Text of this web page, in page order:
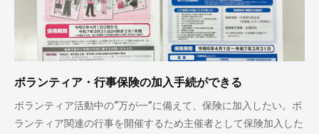
ボランティア・行事保険の加入手続ができる
ボランティア活動中の“万が一”に備えて、保険に加入したい。ボ
ランティア関連の行事を開催するため主催者として保険加入した